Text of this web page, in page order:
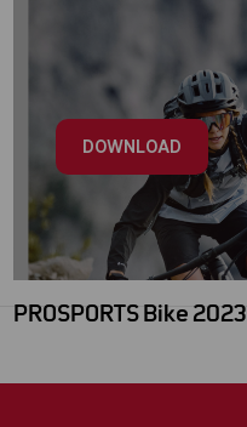
DOWNLOAD
PROSPORTS Bike 2023